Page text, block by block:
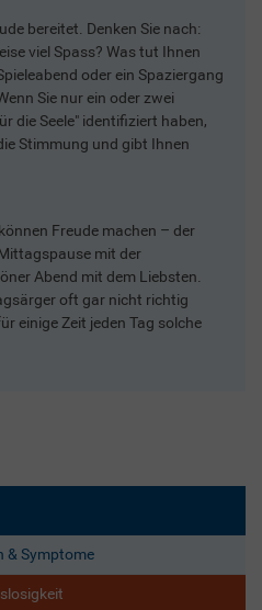
bereitet. Denken Sie nach:
viel Spass? Was tut Ihnen
oder ein Spaziergang
Sie nur ein oder zwei
die Seele" identifiziert haben,
Stimmung und gibt Ihnen
Freude machen – der
mit der
Abend mit dem Liebsten.
oft gar nicht richtig
einige Zeit jeden Tag solche
& Symptome